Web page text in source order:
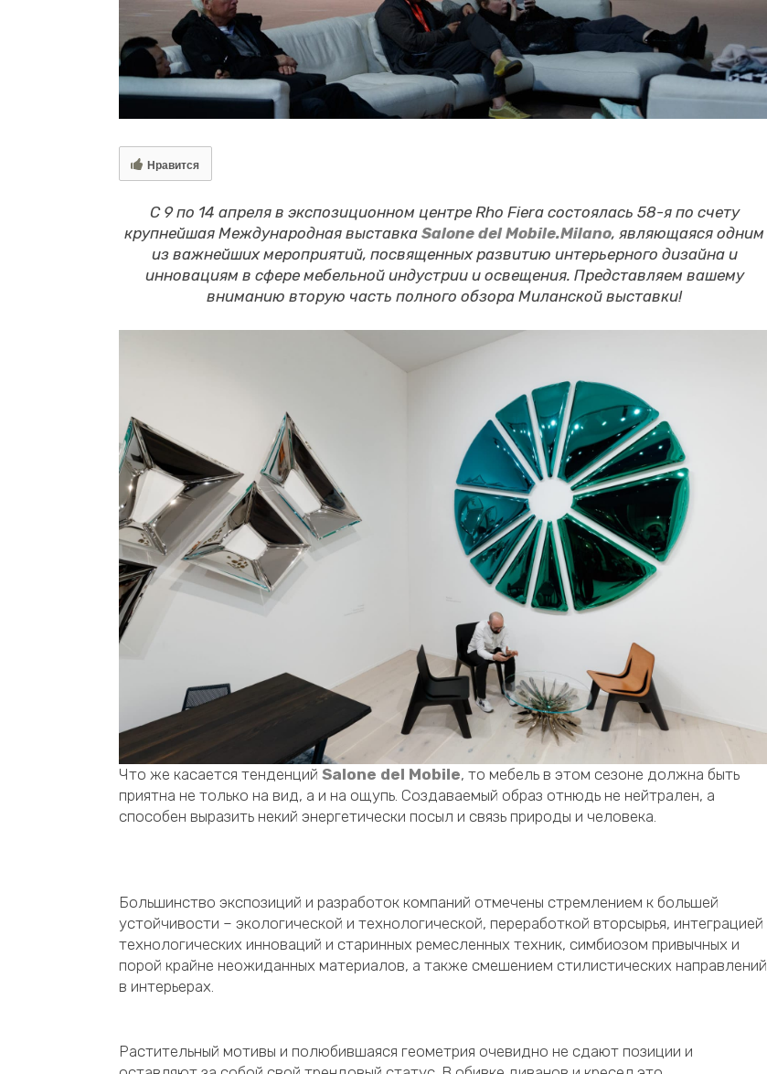
Нравится
С 9 по 14 апреля в экспозиционном центре Rho Fiera состоялась 58-я по счету
крупнейшая Международная выставкаSalone del Mobile.Milano, являющаяся одним
из важнейших мероприятий, посвященных развитию интерьерного дизайна и
инновациям в сфере мебельной индустрии и освещения. Представляем вашему
вниманию вторую часть полного обзора Миланской выставки!
Что же касается тенденций Salone del Mobile, то мебель в этом сезоне должна быть
приятна не только на вид, а и на ощупь. Создаваемый образ отнюдь не нейтрален, а
способен выразить некий энергетически посыл и связь природы и человека.
Большинство экспозиций и разработок компаний отмечены стремлением к большей
устойчивости – экологической и технологической, переработкой вторсырья, интеграцией
технологических инноваций и старинных ремесленных техник, симбиозом привычных и
порой крайне неожиданных материалов, а также смешением стилистических направлений
в интерьерах.
Растительный мотивы и полюбившаяся геометрия очевидно не сдают позиции и